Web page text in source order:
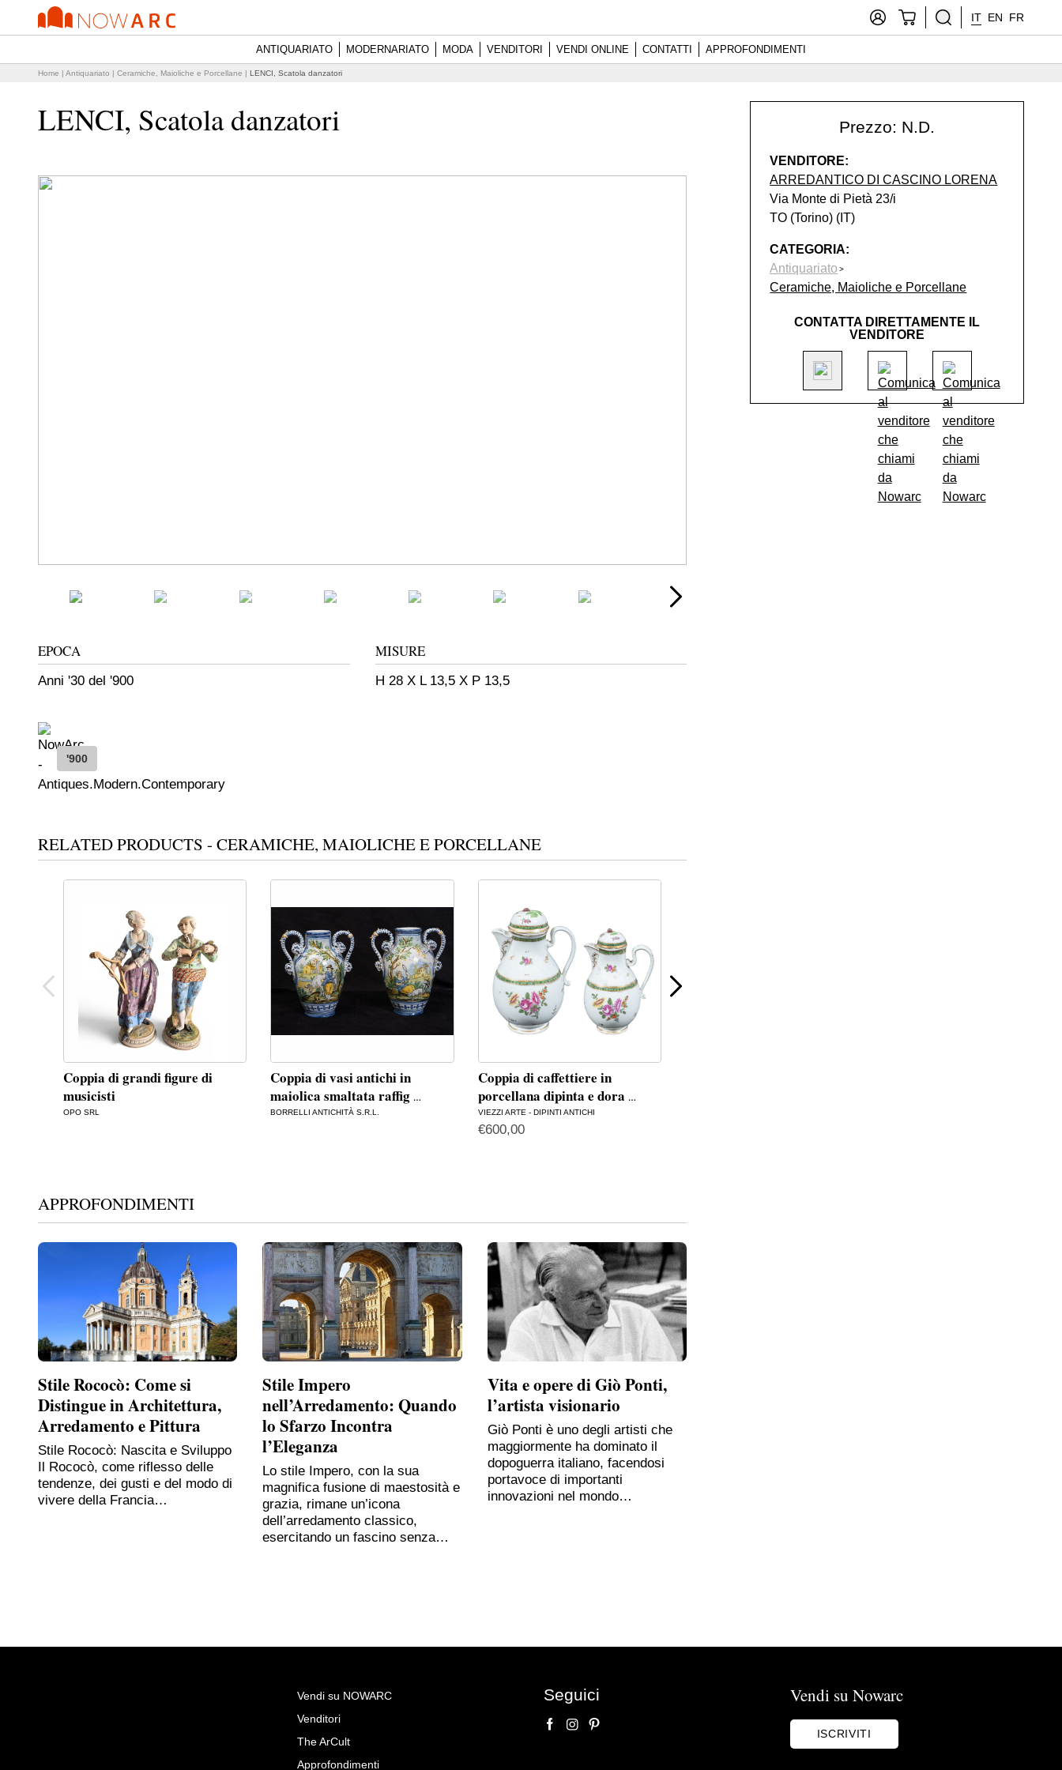
IT EN FR
ANTIQUARIATO MODERNARIATO MODA VENDITORI VENDI ONLINE CONTATTI APPROFONDIMENTI
Home | Antiquariato | Ceramiche, Maioliche e Porcellane | LENCI, Scatola danzatori
LENCI, Scatola danzatori
EPOCA
Anni '30 del '900
MISURE
H 28 X L 13,5 X P 13,5
'900
RELATED PRODUCTS - CERAMICHE, MAIOLICHE E PORCELLANE
Coppia di grandi figure di
musicisti
OPO SRL
Coppia di vasi antichi in
maiolica smaltata raffig …
BORRELLI ANTICHITÀ S.R.L.
Coppia di caffettiere in
porcellana dipinta e dora …
VIEZZI ARTE - DIPINTI ANTICHI
€600,00
APPROFONDIMENTI
Stile Rococò: Come si
Distingue in Architettura,
Arredamento e Pittura
Stile Rococò: Nascita e Sviluppo
Il Rococò, come riflesso delle
tendenze, dei gusti e del modo di
vivere della Francia…
Stile Impero
nell’Arredamento: Quando
lo Sfarzo Incontra
l’Eleganza
Lo stile Impero, con la sua
magnifica fusione di maestosità e
grazia, rimane un’icona
dell’arredamento classico,
esercitando un fascino senza…
Vita e opere di Giò Ponti,
l’artista visionario
Giò Ponti è uno degli artisti che
maggiormente ha dominato il
dopoguerra italiano, facendosi
portavoce di importanti
innovazioni nel mondo…
Prezzo: N.D.
VENDITORE:
ARREDANTICO DI CASCINO LORENA
Via Monte di Pietà 23/i
TO (Torino) (IT)
CATEGORIA:
Antiquariato
Ceramiche, Maioliche e Porcellane
CONTATTA DIRETTAMENTE IL
VENDITORE
Richiedi Maggiori Info su
LENCI, Scatola danzatori
Vendi su NOWARC
Venditori
The ArCult
Approfondimenti
Seguici Vendi su Nowarc
ISCRIVITI